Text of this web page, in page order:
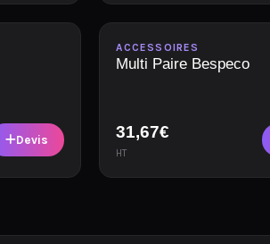
Devis
Disponible
ACCESSOIRES
Multi Paire Bespeco
31,67€
HT